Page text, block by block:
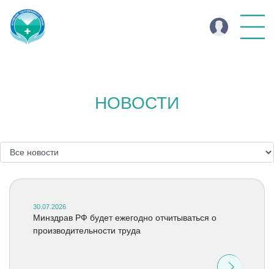
НОВОСТИ
30.07.2026
Минздрав РФ будет ежегодно отчитываться о
производительности труда